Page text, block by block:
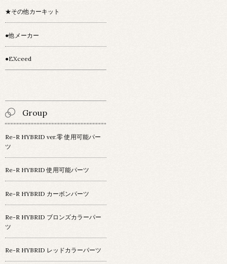
★その他カーキット
●他メーカー
●EXceed
Group
Re-R HYBRID ver.零 使用可能パー
ツ
Re-R HYBRID 使用可能パーツ
Re-R HYBRID カーボンパーツ
Re-R HYBRID ブロンズカラーパー
ツ
Re-R HYBRID レッドカラーパーツ